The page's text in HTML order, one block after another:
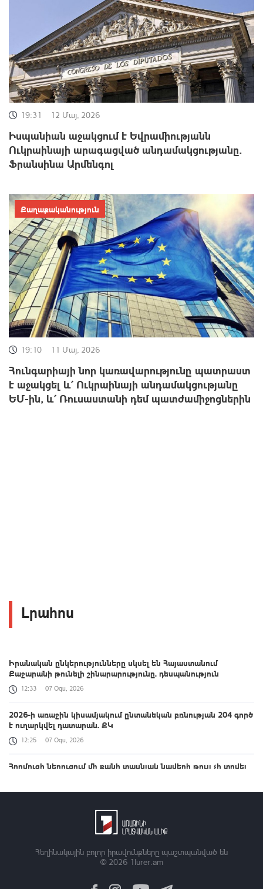
19:31 12 Մայ, 2026
Իսպանիան աջակցում է Եվրամիությանն
Ուկրաինայի արագացված անդամակցությանը.
Ֆրանսինա Արմենգոլ
19:10 11 Մայ, 2026
Հունգարիայի նոր կառավարությունը պատրաստ
է աջակցել և՛ Ուկրաինայի անդամակցությանը
ԵՄ-ին, և՛ Ռուսաստանի դեմ պատժամիջոցներին
Քաղաքականություն
Լրահոս
Իրանական ընկերությունները սկսել են Հայաստանում
Քաջարանի թունելի շինարարությունը. դեսպանություն
12:33 07 Օգս, 2026
2026-ի առաջին կիսամյակում ընտանեկան բռնության 204 գործ
է ուղարկվել դատարան. ՔԿ
12:25 07 Օգս, 2026
Հորմուզի նեղուցում մի քանի տասնյակ նավերի թույլ չի տրվել
12:15 07 Օգս, 2026
Եկեղեցին սկսել է խառնվել ՀՀ ներքաղաքական, արտաքին
քաղաքական հարցերին. Արթուր Հովհաննիսյանի ելույթը
12:07 07 Օգս, 2026
Հեղինակային բոլոր իրավունքները պաշտպանված են
© 2026 1lurer.am